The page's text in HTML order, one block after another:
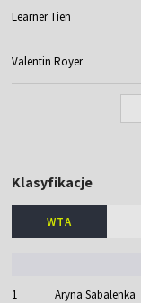
Learner Tien
Valentin Royer
Klasyfikacje
WTA
1 Aryna Sabalenka